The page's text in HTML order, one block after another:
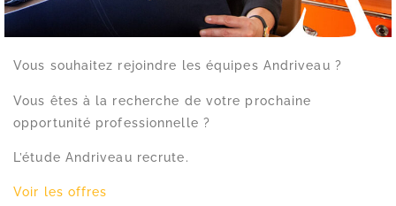
Vous souhaitez rejoindre les équipes Andriveau ?
Vous êtes à la recherche de votre prochaine
opportunité professionnelle ?
L’étude Andriveau recrute.
Voir les offres